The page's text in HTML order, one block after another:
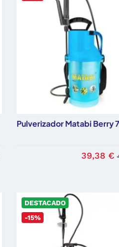
Pulverizador Matabi Berry 7
39,38 €
DESTACADO
-15%